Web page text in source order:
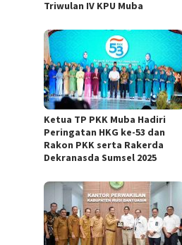
Triwulan IV KPU Muba
Ketua TP PKK Muba Hadiri
Peringatan HKG ke-53 dan
Rakon PKK serta Rakerda
Dekranasda Sumsel 2025